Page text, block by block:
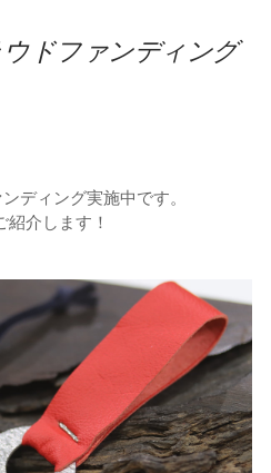
ドファンディング
ディング実施中です。
介します！